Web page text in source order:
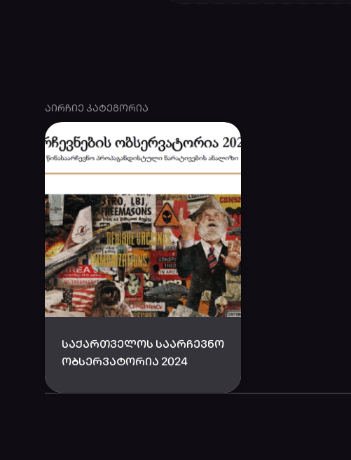
ᲐᲘᲠᲩᲘᲔ ᲙᲐᲢᲔᲒᲝᲠᲘᲐ
ᲡᲐᲥᲐᲠᲗᲕᲔᲚᲝᲡ ᲡᲐᲐᲠᲩᲔᲕᲜᲝ
ᲝᲑᲡᲔᲠᲕᲐᲢᲝᲠᲘᲐ 2024